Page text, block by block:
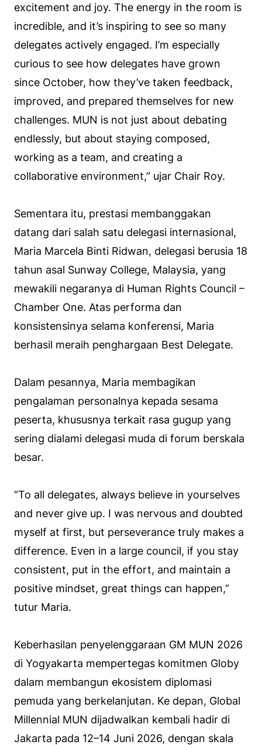
excitement and joy. The energy in the room is
incredible, and it’s inspiring to see so many
delegates actively engaged. I’m especially
curious to see how delegates have grown
since October, how they’ve taken feedback,
improved, and prepared themselves for new
challenges. MUN is not just about debating
endlessly, but about staying composed,
working as a team, and creating a
collaborative environment,” ujar Chair Roy.
Sementara itu, prestasi membanggakan
datang dari salah satu delegasi internasional,
Maria Marcela Binti Ridwan, delegasi berusia 18
tahun asal Sunway College, Malaysia, yang
mewakili negaranya di Human Rights Council –
Chamber One. Atas performa dan
konsistensinya selama konferensi, Maria
berhasil meraih penghargaan Best Delegate.
Dalam pesannya, Maria membagikan
pengalaman personalnya kepada sesama
peserta, khususnya terkait rasa gugup yang
sering dialami delegasi muda di forum berskala
besar.
“To all delegates, always believe in yourselves
and never give up. I was nervous and doubted
myself at first, but perseverance truly makes a
difference. Even in a large council, if you stay
consistent, put in the effort, and maintain a
positive mindset, great things can happen,”
tutur Maria.
Keberhasilan penyelenggaraan GM MUN 2026
di Yogyakarta mempertegas komitmen Globy
dalam membangun ekosistem diplomasi
pemuda yang berkelanjutan. Ke depan, Global
Millennial MUN dijadwalkan kembali hadir di
Jakarta pada 12–14 Juni 2026, dengan skala